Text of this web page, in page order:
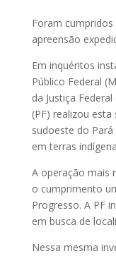
Foram
apreensão
Em inquéritos
Público Federal
da Justiça
(PF) realizou
sudoeste do
em terras
A operação mais
o cumprimento
Progresso. A PF
em busca de
Nessa mesma